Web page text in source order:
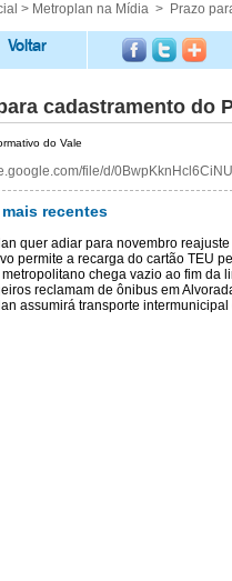
> Metroplan na Mídia > Prazo
Voltar
cadastramento do
do Vale
file/d/
recentes
quer adiar para novembro
permite a recarga do cartão TEU
chega vazio ao fim da
reclamam de ônibus em
assumirá transporte